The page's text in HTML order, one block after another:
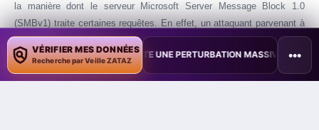
la manière dont le serveur Microsoft Server Message Block 1.0
(SMBv1) traite certaines requêtes. En effet, un attaquant parvenant à
exploiter cette vulnérabilité pourrait exécuter du code sur la machine
ciblée. Dans la plupart des cas, pour exploiter cette vulnérabilité, un
attaquant non authentifié enverra un paquet malveillant au serveur
VÉRIFIER MES DONNÉES
Recherche par Veille ZATAZ
TESTE UNE PERTURBATION MASSIVE DE L’INTERNET MOBILE •••